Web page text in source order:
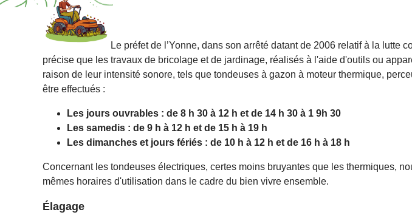
Le préfet de l’Yonne, dans son arrêté datant de 2006 relatif à la lutte
précise que les travaux de bricolage et de jardinage, réalisés à l'aide d'outils ou
raison de leur intensité sonore, tels que tondeuses à gazon à moteur thermique,
être effectués :
Les jours ouvrables : de 8 h 30 à 12 h et de 14 h 30 à 1 9h 30
Les samedis : de 9 h à 12 h et de 15 h à 19 h
Les dimanches et jours fériés : de 10 h à 12 h et de 16 h à 18 h
Concernant les tondeuses électriques, certes moins bruyantes que les thermiques,
mêmes horaires d'utilisation dans le cadre du bien vivre ensemble.
Élagage